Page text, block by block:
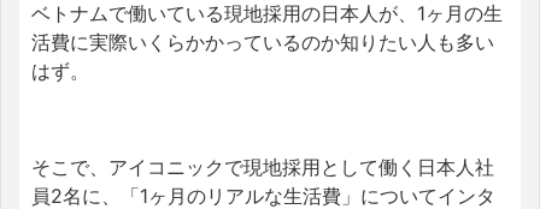
ベトナムで働いている現地採用の日本人が、1ヶ月の生
活費に実際いくらかかっているのか知りたい人も多い
はず。
そこで、アイコニックで現地採用として働く日本人社
員2名に、「1ヶ月のリアルな生活費」についてインタ